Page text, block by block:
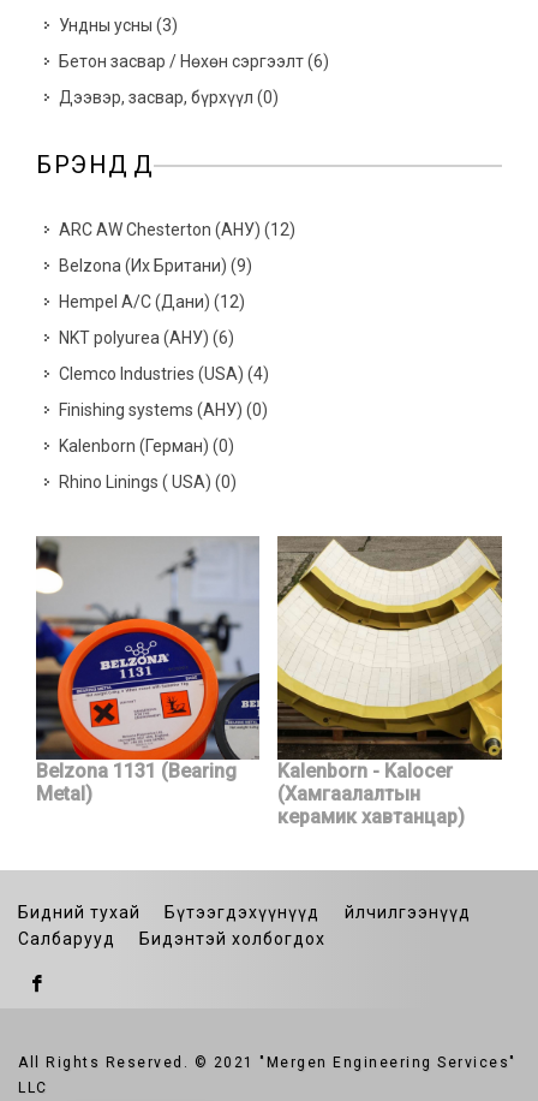
Ундны усны (3)
Бетон засвар / Нөхөн сэргээлт(6)
Дээвэр, засвар, бүрхүүл (0)
БРЭНДҮҮД
ARC AW Chesterton (АНУ) (12)
Belzona (Их Британи) (9)
Hempel A/C (Дани) (12)
NKT polyurea (АНУ) (6)
Clemco Industries (USA) (4)
Finishing systems (АНУ) (0)
Kalenborn (Герман) (0)
Rhino Linings ( USA) (0)
Belzona 1131 (Bearing
Metal)
Kalenborn - Kalocer
(Хамгаалалтын
керамик хавтанцар)
Бидний тухай Бүтээгдэхүүнүүд
Үйлчилгээнүүд
Салбарууд
Бидэнтэй холбогдох
All Rights Reserved. © 2021 "Mergen Engineering Services"
LLC